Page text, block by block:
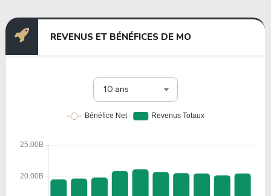
REVENUS ET BÉNÉFICES DE MO
10 ans